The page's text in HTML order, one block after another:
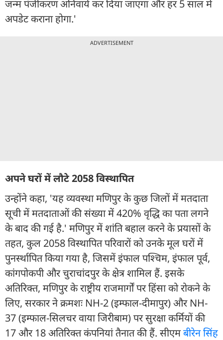
जन्म पंजीकरण अनिवार्य कर दिया जाएगा और हर 5 साल में
अपडेट कराना होगा.'
ADVERTISEMENT
अपने घरों में लौटे 2058 विस्थापित
उन्होंने कहा, 'यह व्यवस्था मणिपुर के कुछ जिलों में मतदाता
सूची में मतदाताओं की संख्या में 420% वृद्धि का पता लगने
के बाद की गई है.' मणिपुर में शांति बहाल करने के प्रयासों के
तहत, कुल 2058 विस्थापित परिवारों को उनके मूल घरों में
पुनर्स्थापित किया गया है, जिसमें इंफाल पश्चिम, इंफाल पूर्व,
कांगपोकपी और चुराचांदपुर के क्षेत्र शामिल हैं. इसके
अतिरिक्त, मणिपुर के राष्ट्रीय राजमार्गों पर हिंसा को रोकने के
लिए, सरकार ने क्रमशः NH-2 (इम्फाल-दीमापुर) और NH-
37 (इम्फाल-सिलचर वाया जिरीबाम) पर सुरक्षा कर्मियों की
17 और 18 अतिरिक्त कंपनियां तैनात की हैं. सीएमबीरेन सिंह